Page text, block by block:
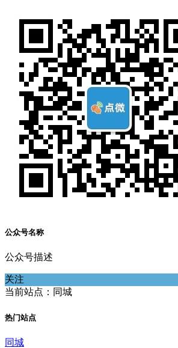
公众号名称
公众号描述
关注
当前站点：同城
热门站点
同城